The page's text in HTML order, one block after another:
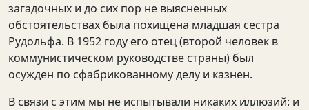
загадочных и до сих пор не выясненных
обстоятельствах была похищена младшая сестра
Рудольфа. В 1952 году его отец (второй человек в
коммунистическом руководстве страны) был
осужден по сфабрикованному делу и казнен.
В связи с этим мы не испытывали никаких иллюзий: и